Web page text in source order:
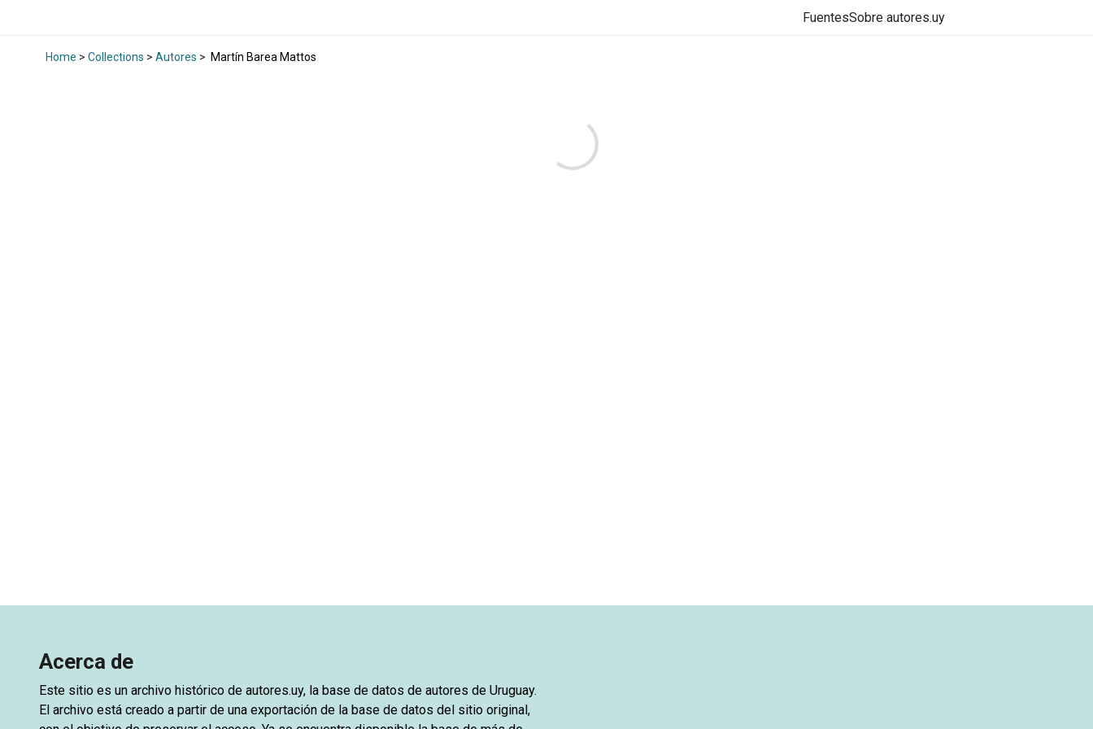
FuentesSobre autores.uy
Home > Collections > Autores > Martín Barea Mattos
Acerca de
Este sitio es un archivo histórico de autores.uy, la base de datos de autores de Uruguay.
El archivo está creado a partir de una exportación de la base de datos del sitio original,